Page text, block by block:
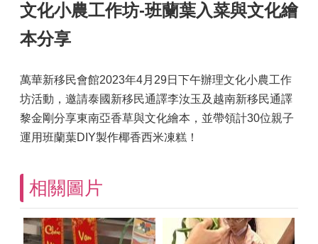
文化小農工作坊-班蘭葉入菜與文化繪
本分享
萬華新移民會館2023年4月29日下午辦理文化小農工作
坊活動，邀請泰國新移民通譯李汝玉及越南新移民通譯
黎金剛分享東南亞香草與文化繪本，並帶領計30位親子
運用班蘭葉DIY製作椰香西米凍糕！
相關圖片